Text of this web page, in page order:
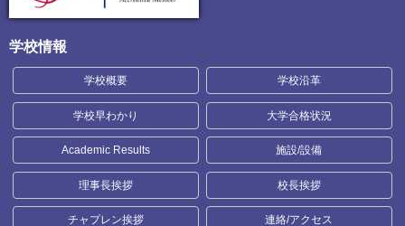
学校情報
学校概要 学校沿革
学校早わかり 大学合格状況
Academic Results 施設/設備
理事長挨拶 校長挨拶
チャプレン挨拶 連絡/アクセス